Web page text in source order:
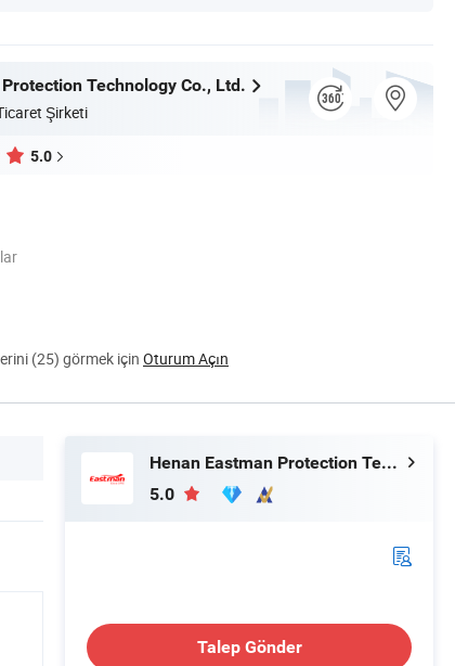
Technology Co., Ltd.
Şirketi
5.0
(25) görmek için Oturum Açın
Henan Eastman Protection Technology Co., Ltd.
5.0
Talep Gönder